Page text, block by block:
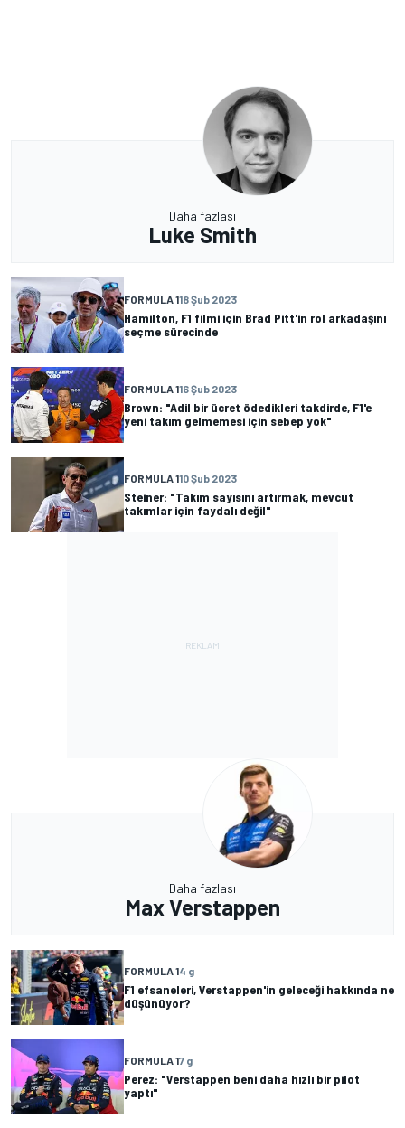
Daha fazlası
Luke Smith
FORMULA 118 Şub 2023
Hamilton, F1 filmi için Brad Pitt'in rol arkadaşını
seçme sürecinde
FORMULA 116 Şub 2023
Brown: "Adil bir ücret ödedikleri takdirde, F1'e
yeni takım gelmemesi için sebep yok"
FORMULA 110 Şub 2023
Steiner: "Takım sayısını artırmak, mevcut
takımlar için faydalı değil"
Daha fazlası
Max Verstappen
FORMULA 14 g
F1 efsaneleri, Verstappen'in geleceği hakkında ne
düşünüyor?
FORMULA 17 g
Perez: "Verstappen beni daha hızlı bir pilot
yaptı"